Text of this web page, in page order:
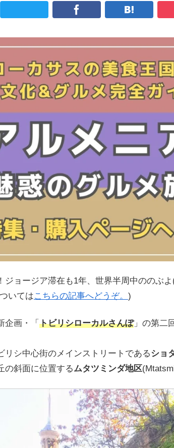
ジョージア滞在も1年、世界半周中ののぶ
いてはこちらの記事へどうぞ。 )
企画・「 トビリシローカルさんぽ」の第二
リシ中心街のメインストリートであるショ
の斜面に位置するムタツミンダ地区